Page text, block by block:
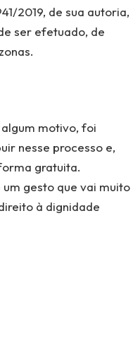
2019, de sua autoria,
ser efetuado, de
motivo, foi
nesse processo e,
gratuita.
gesto que vai muito
à dignidade